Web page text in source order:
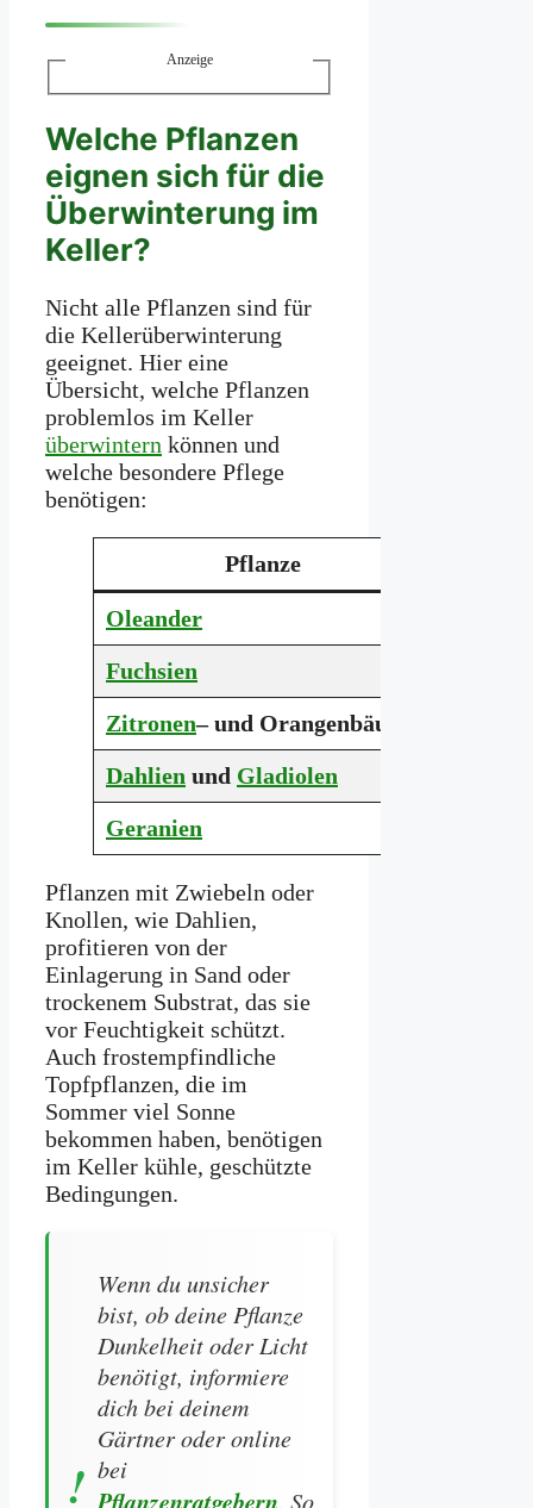
Anzeige
Welche Pflanzen
eignen sich für die
Überwinterung im
Keller?
Nicht alle Pflanzen sind für
die Kellerüberwinterung
geeignet. Hier eine
Übersicht, welche Pflanzen
problemlos im Keller
überwintern können und
welche besondere Pflege
benötigen:
Pflanze
Oleander
Fuchsien
Zitronen– und Orangenbäume
Dahlien und Gladiolen
Geranien
Pflanzen mit Zwiebeln oder
Knollen, wie Dahlien,
profitieren von der
Einlagerung in Sand oder
trockenem Substrat, das sie
vor Feuchtigkeit schützt.
Auch frostempfindliche
Topfpflanzen, die im
Sommer viel Sonne
bekommen haben, benötigen
im Keller kühle, geschützte
Bedingungen.
Wenn du unsicher
bist, ob deine Pflanze
Dunkelheit oder Licht
benötigt, informiere
dich bei deinem
Gärtner oder online
bei
Pflanzenratgebern . So